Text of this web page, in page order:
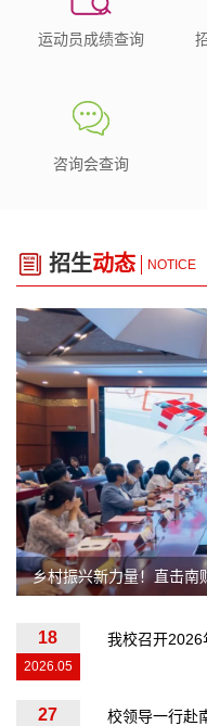
运动员成绩查询
咨询会查询
招生动态 NOTICE
18
2026.05
我校召开2026
27 校领导一行赴